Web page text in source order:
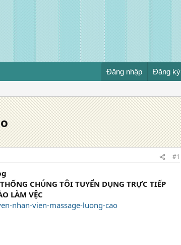
Đăng nhập Đăng ký
#1
CHÚNG TÔI TUYỂN DỤNG TRỰC TIẾP
LÀM VỆC
nhan-vien-massage-luong-cao